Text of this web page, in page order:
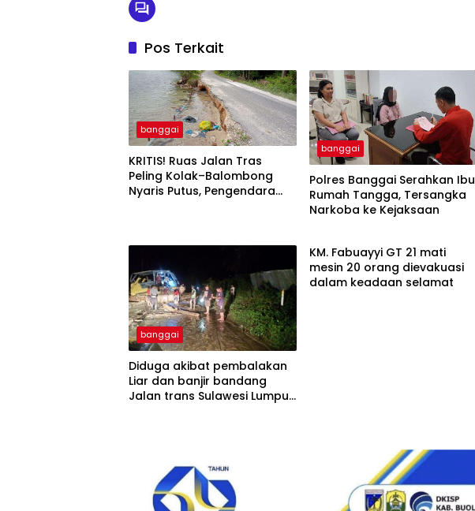
Pos Terkait
banggai
KRITIS! Ruas Jalan Tras
Peling Kolak–Balombong
Nyaris Putus, Pengendara
banggai
Polres Banggai Serahkan Ibu
Rumah Tangga, Tersangka
Narkoba ke Kejaksaan
banggai
Diduga akibat pembalakan
Liar dan banjir bandang
Jalan trans Sulawesi Lumpuh
KM. Fabuayyi GT 21 mati
mesin 20 orang dievakuasi
dalam keadaan selamat